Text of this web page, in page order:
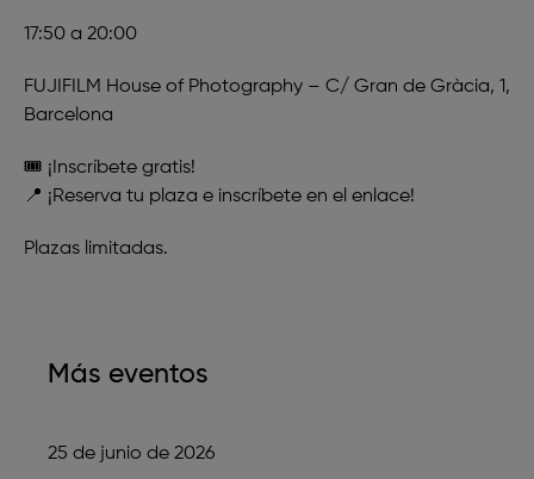
17:50 a 20:00
FUJIFILM House of Photography – C/ Gran de Gràcia, 1,
Barcelona
🎟️ ¡Inscríbete gratis!
📍 ¡Reserva tu plaza e inscríbete en el enlace!
Plazas limitadas.
Más eventos
25 de junio de 2026